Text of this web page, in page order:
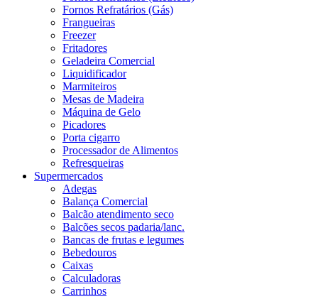
Fornos Refratários (Gás)
Frangueiras
Freezer
Fritadores
Geladeira Comercial
Liquidificador
Marmiteiros
Mesas de Madeira
Máquina de Gelo
Picadores
Porta cigarro
Processador de Alimentos
Refresqueiras
Supermercados
Adegas
Balança Comercial
Balcão atendimento seco
Balcões secos padaria/lanc.
Bancas de frutas e legumes
Bebedouros
Caixas
Calculadoras
Carrinhos